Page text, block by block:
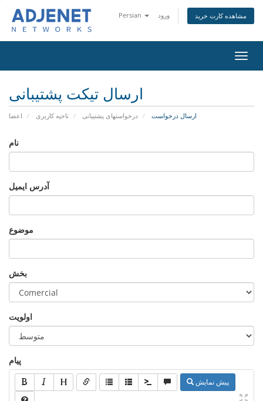
Persian ورود مشاهده کارت خرید
تغییر
ارسال تیکت پشتیبانی
اعضا ناحیه کاربری درخواستهای پشتیبانی ارسال درخواست
نام
آدرس ایمیل
موضوع
بخش
اولویت
پیام
پیش نمایش